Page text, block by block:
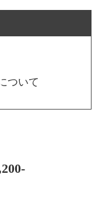
ついて